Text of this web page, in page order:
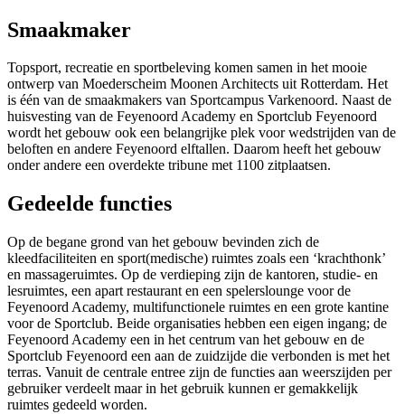
Smaakmaker
Topsport, recreatie en sportbeleving komen samen in het mooie
ontwerp van Moederscheim Moonen Architects uit Rotterdam. Het
is één van de smaakmakers van Sportcampus Varkenoord. Naast de
huisvesting van de Feyenoord Academy en Sportclub Feyenoord
wordt het gebouw ook een belangrijke plek voor wedstrijden van de
beloften en andere Feyenoord elftallen. Daarom heeft het gebouw
onder andere een overdekte tribune met 1100 zitplaatsen.
Gedeelde functies
Op de begane grond van het gebouw bevinden zich de
kleedfaciliteiten en sport(medische) ruimtes zoals een ‘krachthonk’
en massageruimtes. Op de verdieping zijn de kantoren, studie- en
lesruimtes, een apart restaurant en een spelerslounge voor de
Feyenoord Academy, multifunctionele ruimtes en een grote kantine
voor de Sportclub. Beide organisaties hebben een eigen ingang; de
Feyenoord Academy een in het centrum van het gebouw en de
Sportclub Feyenoord een aan de zuidzijde die verbonden is met het
terras. Vanuit de centrale entree zijn de functies aan weerszijden per
gebruiker verdeelt maar in het gebruik kunnen er gemakkelijk
ruimtes gedeeld worden.